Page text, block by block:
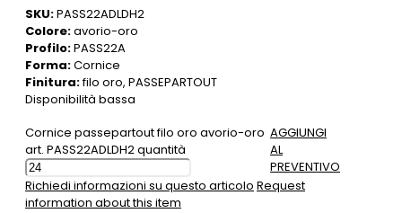
SKU:PASS22ADLDH2
Colore:avorio-oro
Profilo:PASS22A
Forma:Cornice
Finitura:filo oro, PASSEPARTOUT
Disponibilità bassa
Cornice passepartout filo oro avorio-oro
art. PASS22ADLDH2 quantità
AGGIUNGI
AL
PREVENTIVO
Richiedi informazioni su questo articolo Request
information about this item